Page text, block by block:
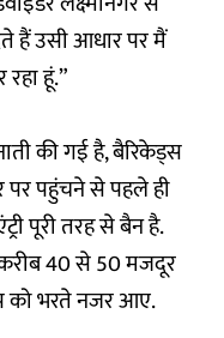
हैं उसी आधार पर मैं
हूं.”
की गई है, बैरिकेड्स
पर पहुंचने से पहले ही
पूरी तरह से बैन है.
करीब 40 से 50 मजदूर
को भरते नजर आए.